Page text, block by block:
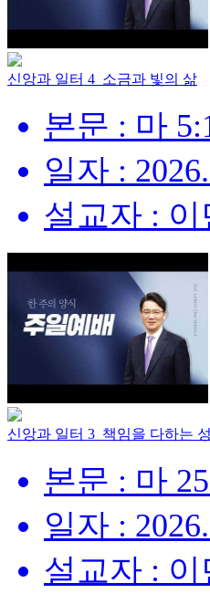
신앙과 일터 4_소금과 빛의 삶
본문 : 마
일자 :
설교자 :
신앙과 일터 3_책임을 다하는
본문 : 마
일자 :
설교자 :